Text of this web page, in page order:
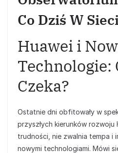
Co Dziś W
Huawei i
Technologie:
Czeka?
Ostatnie dni obfitowały w
przyszłych kierunków rozwoju
trudności, nie zwalnia tempa i
nowymi technologiami. Mówi